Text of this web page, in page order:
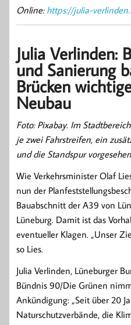
Online: https://julia-
Julia Verlinden:
und Sanierung
Brücken
Neubau
Foto: Pixabay. Im
je zwei Fahrstreifen, ein
und die Standspur
Wie Verkehrsminister Olaf
nun der
Bauabschnitt der A39 von
Lüneburg. Damit ist das
eventueller Klagen. „Unser
so Lies.
Julia Verlinden, Lüneburger
Bündnis 90/Die Grünen
Ankündigung: „Seit über 20
Naturschutzverbände, die